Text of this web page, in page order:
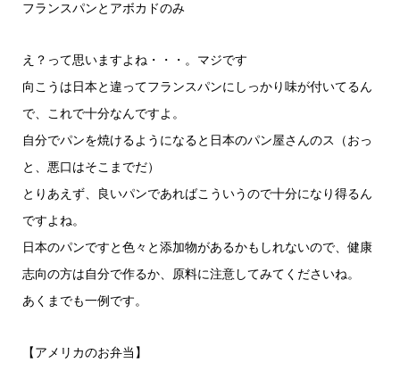
フランスパンとアボカドのみ
え？って思いますよね・・・。マジです
向こうは日本と違ってフランスパンにしっかり味が付いてるん
で、これで十分なんですよ。
自分でパンを焼けるようになると日本のパン屋さんのス（おっ
と、悪口はそこまでだ）
とりあえず、良いパンであればこういうので十分になり得るん
ですよね。
日本のパンですと色々と添加物があるかもしれないので、健康
志向の方は自分で作るか、原料に注意してみてくださいね。
あくまでも一例です。
【アメリカのお弁当】